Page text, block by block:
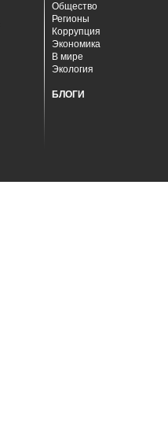
Общество
Регионы
Коррупция
Экономика
В мире
Экология
БЛОГИ